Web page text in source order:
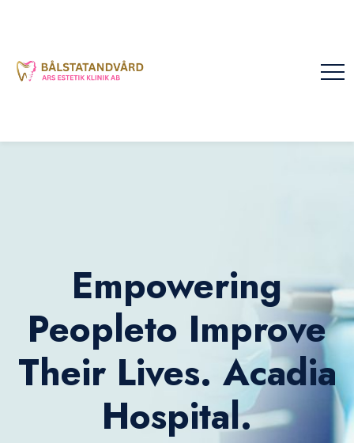
Empowering
Peopleto Improve
Their Lives. Acadia
Hospital.